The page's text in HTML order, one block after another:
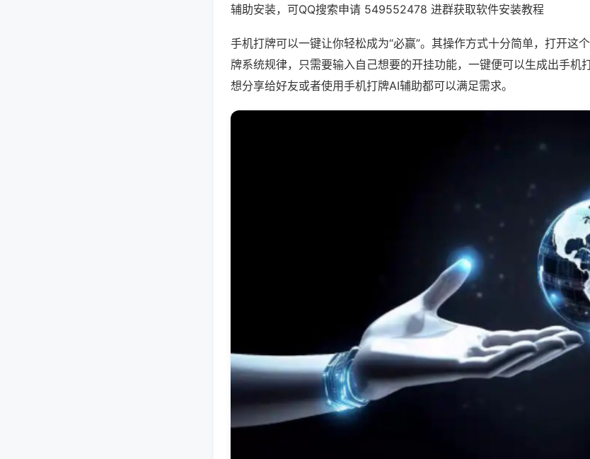
辅助安装，可QQ搜索申请 549552478 进群获取软件安装教程
手机打牌可以一键让你轻松成为“必赢”。其操作方式十分简单，打开这
牌系统规律，只需要输入自己想要的开挂功能，一键便可以生成出手机
想分享给好友或者使用手机打牌AI辅助都可以满足需求。